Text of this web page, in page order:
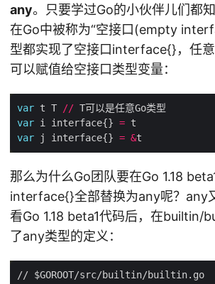
any。只要学过Go的小伙伴儿们都
在Go中被称为“空接口(empty
型都实现了空接口interface{}，任
可以赋值给空接口类型变量：
var t T //
var i interface{} =
var j interface{} = &
那么为什么Go团队要在Go 1.18
interface{}全部替换为any呢？any
看Go 1.18 beta1代码后，在builtin/
了any类型的定义：